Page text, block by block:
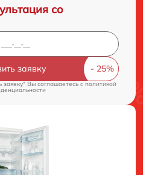
со
заявку
заявку" Вы соглашаетесь cполитикой